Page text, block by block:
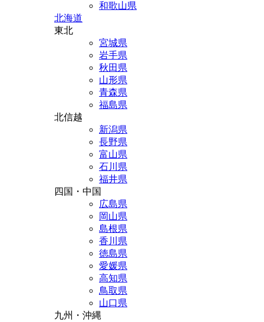
和歌山県
北海道
東北
宮城県
岩手県
秋田県
山形県
青森県
福島県
北信越
新潟県
長野県
富山県
石川県
福井県
四国・中国
広島県
岡山県
島根県
香川県
徳島県
愛媛県
高知県
鳥取県
山口県
九州・沖縄